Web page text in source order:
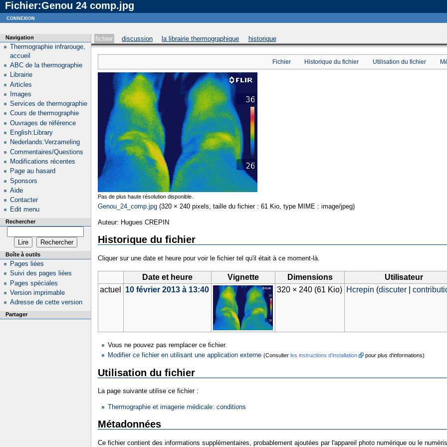
Notice: curl_setopt_array(): CURLOPT_SSL_VERIFYHOST no longer accepts the value 1, value 2 will be used instead in
Fichier:Genou 24 comp.jpg
fichier discussion la librairie thermographique historique
Fichier Historique du fichier Utilisation du fichier
Pas de plus haute résolution disponible.
Genou_24_comp.jpg (320 × 240 pixels, taille du fichier : 61 Kio, type MIME : image/jpeg)
Auteur: Hugues CREPIN
Historique du fichier
Cliquer sur une date et heure pour voir le fichier tel qu'il était à ce moment-là.
Date et heure Vignette Dimensions Utilisateur
actuel
10 février 2013 à 13:40 320 × 240 (61 Kio) Hcrepin (discuter |
Vous ne pouvez pas remplacer ce fichier.
Modifier ce fichier en utilisant une application externe (Consulter les instructions d'installation pour plus d'informations)
Utilisation du fichier
La page suivante utilise ce fichier :
Thermographie et imagerie médicale: conditions
Métadonnées
Ce fichier contient des informations supplémentaires, probablement ajoutées par l'appareil photo numérique ou le
Navigation
Thermographie infrarouge,
accueil
ABC de la thermographie
Librairie
Articles
Images
Services de thermographie
Cours de thermographie
Ouvrages de référence
English:Library
Nederlands:Verzameling
Commentaires/Questions
Modifications récentes
Page au hasard
Sponsors
Aide
Contacter
Edit menu
Rechercher
Boîte à outils
Pages liées
Suivi des pages liées
Pages spéciales
Version imprimable
Adresse de cette version
Partager
connexion